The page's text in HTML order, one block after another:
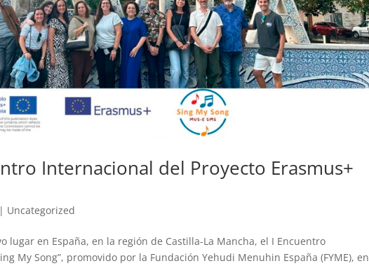
Internacional del Proyecto Erasmus+
| Uncategorized
lugar en España, en la región de Castilla-La Mancha, el I Encuentro
My Song”, promovido por la Fundación Yehudi Menuhin España (FYME), en